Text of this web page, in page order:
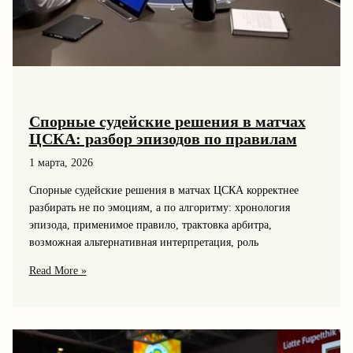
Спорные судейские решения в матчах
ЦСКА: разбор эпизодов по правилам
1 марта, 2026
Спорные судейские решения в матчах ЦСКА корректнее
разбирать не по эмоциям, а по алгоритму: хронология
эпизода, применимое правило, трактовка арбитра,
возможная альтернативная интерпретация, роль
Спорные
матчах
Read More »